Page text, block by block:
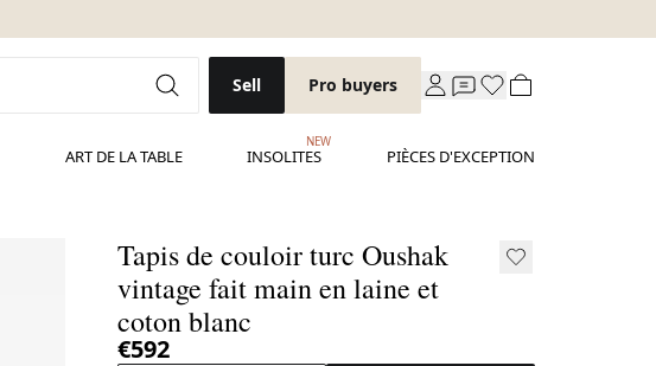
Sell Pro buyers
ART DE LA TABLE INSOLITES
NEW
PIÈCES D'EXCEPTION
Tapis de couloir turc Oushak
vintage fait main en laine et
coton blanc
€592